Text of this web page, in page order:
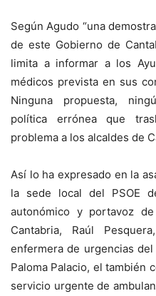
Según Agudo “una
de este Gobierno de
limita a informar a los
médicos prevista en sus
Ninguna propuesta,
política errónea que
problema a los alcaldes de
Así lo ha expresado en la
la sede local del PSOE
autonómico y portavoz
Cantabria, Raúl
enfermera de urgencias
Paloma Palacio, el también
servicio urgente de